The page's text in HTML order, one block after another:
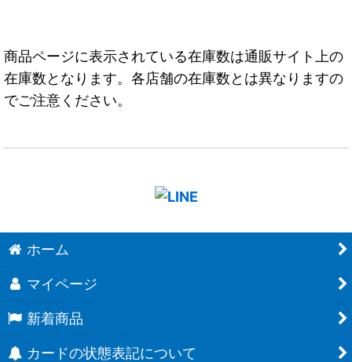
商品ページに表示されている在庫数は通販サイト上の
在庫数となります。各店舗の在庫数とは異なりますの
でご注意ください。
ホーム
マイページ
新着商品
カードの状態表記について